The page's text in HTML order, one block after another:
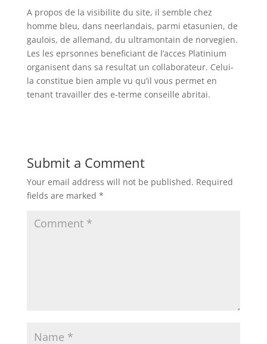
A propos de la visibilite du site, il semble chez
homme bleu, dans neerlandais, parmi etasunien, de
gaulois, de allemand, du ultramontain de norvegien.
Les les eprsonnes beneficiant de l’acces Platinium
organisent dans sa resultat un collaborateur. Celui-
la constitue bien ample vu qu’il vous permet en
tenant travailler des e-terme conseille abritai.
Submit a Comment
Your email address will not be published. Required
fields are marked *